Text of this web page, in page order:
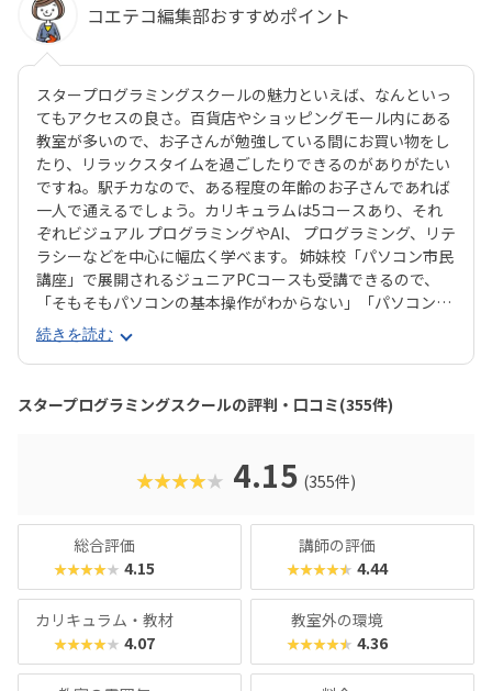
コエテコ編集部おすすめポイント
スタープログラミングスクールの魅力といえば、なんといっ
てもアクセスの良さ。百貨店やショッピングモール内にある
教室が多いので、お子さんが勉強している間にお買い物をし
たり、リラックスタイムを過ごしたりできるのがありがたい
ですね。駅チカなので、ある程度の年齢のお子さんであれば
一人で通えるでしょう。カリキュラムは5コースあり、それ
ぞれビジュアル プログラミングやAI、 プログラミング、リテ
ラシーなどを中心に幅広く学べます。 姉妹校「パソコン市民
講座」で展開されるジュニアPCコースも受講できるので、
「そもそもパソコンの基本操作がわからない」「パソコンで
何ができるかを学びたい」といったお子さんにもピッタリで
す。それぞれのお子さんの興味に合ったコースが見つかりや
すいのは安心ですね。スタープログラミングスクールは、過
去に総務省「若年層に対するプログラミング教育の普及推
進」事業に採択され、新潟市の小中学校で授業を実施した実
の顔は真剣そのもの。やる気があればどんどん高度なものが
作れるので、のめり込むタイプのお子さんにおすすめの教室
京大学の伊藤謝恩ホールで行われるというから驚き。プログ
ラミングスキルはもちろん、企画書を書いたり、プレゼンを
したりといったスキルもつけることができます。母体は大人
向けのパソコンスクールなので、「ついでに自分もスキルア
ップしてみようかな？」なんてこともできちゃいますよ！
続きを読む
スタープログラミングスクールの評判・口コミ(355件)
★★★★★ 4.15 (355件)
総合評価
★★★★★ 4.15
講師の評価
★★★★★ 4.44
カリキュラム・教材
★★★★★ 4.07
教室外の環境
★★★★★ 4.36